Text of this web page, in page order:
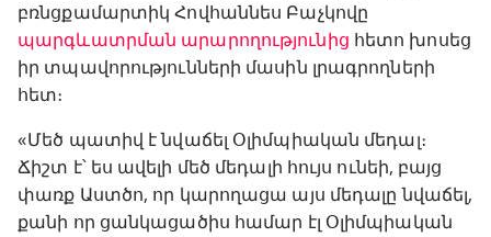
բռնցքամարտիկ Հովհաննես Բաչկովը
պարգևատրման արարողությունից հետո խոսեց
իր տպավորությունների մասին լրագրողների
հետ։
«Մեծ պատիվ է նվաճել Օլիմպիական մեդալ։
Ճիշտ է՝ ես ավելի մեծ մեդալի հույս ունեի, բայց
փառք Աստծո, որ կարողացա այս մեդալը նվաճել,
քանի որ ցանկացածիս համար էլ Օլիմպիական